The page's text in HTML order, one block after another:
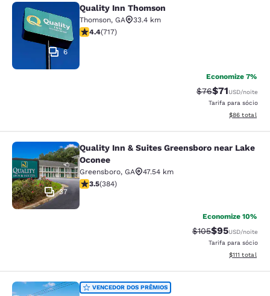
Quality Inn Thomson
6
Quality Inn Thomson
Thomson, GA
33.4 km
classificação 4.4 estrelas. Excelente. 717 avaliações
4.4(717)
Economize 7%
Tarifa anterior
$76Tarifa com
$71USD/noite
Tarifa para sócio
Exibir
$86 total
Quality Inn & Suites Greensboro
37
Quality Inn & Suites Greensboro near Lake
Oconee
Greensboro, GA
47.54 km
classificação 3.54 estrelas. Bom. 384 avaliações
3.5(384)
Economize 10%
Tarifa anterior
$105Tarifa com
$95USD/noite
Tarifa para sócio
Exibir
$111 total
Quality Inn Elberton
VENCEDOR DOS PRÊMIOS